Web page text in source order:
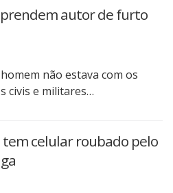
autor de furto
não estava com os
civis e militares…
celular roubado pelo